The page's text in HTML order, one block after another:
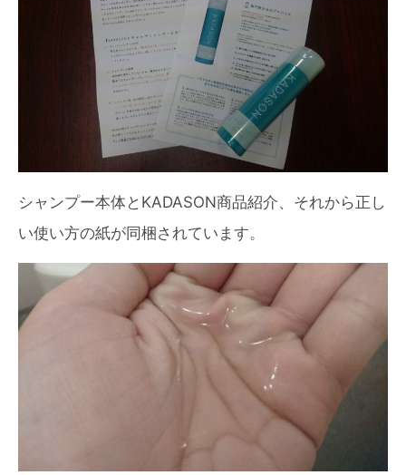
シャンプー本体とKADASON商品紹介、それから正し
い使い方の紙が同梱されています。